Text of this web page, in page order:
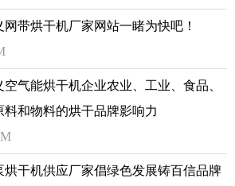
带烘干机厂家网站一睹为快吧！
气能烘干机企业农业、工业、食品、
和物料的烘干品牌影响力
烘干机供应厂家倡绿色发展铸百信品牌